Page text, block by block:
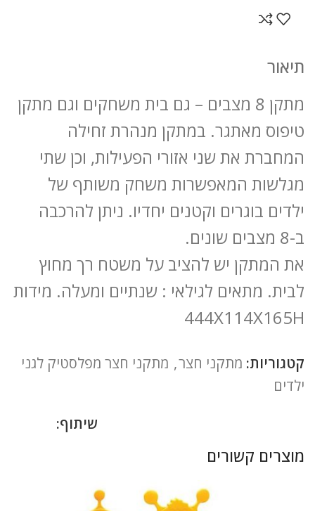
תיאור
מתקן 8 מצבים – גם בית משחקים וגם מתקן
טיפוס מאתגר. במתקן מנהרת זחילה
המחברת את שני אזורי הפעילות, וכן שתי
מגלשות המאפשרות משחק משותף של
ילדים בוגרים וקטנים יחדיו. ניתן להרכבה
ב-8 מצבים שונים.
את המתקן יש להציב על משטח רך מחוץ
לבית. מתאים לגילאי : שנתיים ומעלה. מידות
444X114X165H
קטגוריות: מתקני חצר, מתקני חצר מפלסטיק לגני
ילדים
שיתוף:
מוצרים קשורים